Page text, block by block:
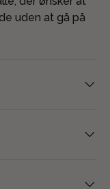
uden at gå på